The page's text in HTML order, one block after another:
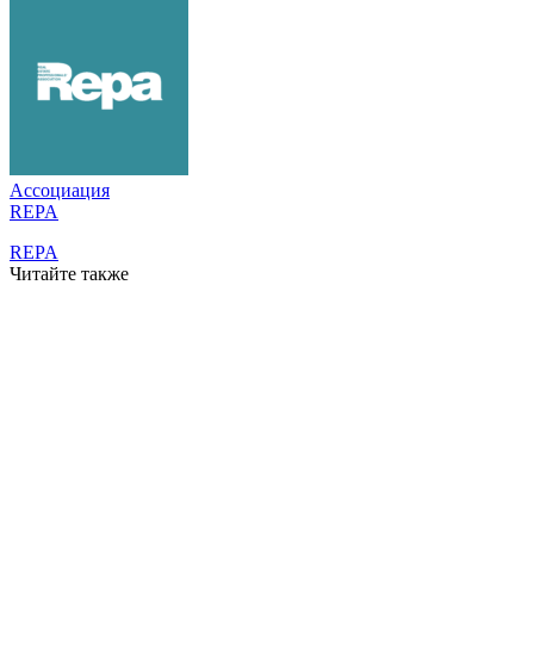
Ассоциация
REPA
REPA
Читайте также